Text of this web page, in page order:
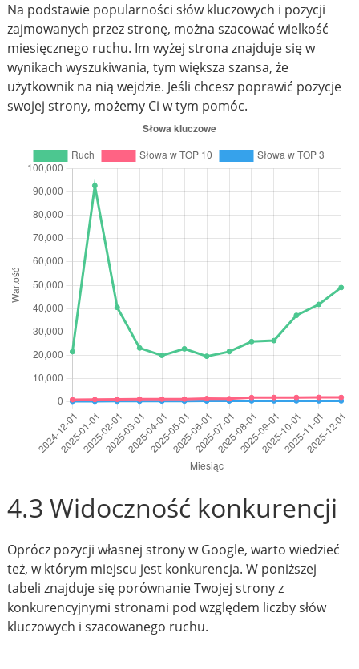
Na podstawie popularności słów kluczowych i pozycji
zajmowanych przez stronę, można szacować wielkość
miesięcznego ruchu. Im wyżej strona znajduje się w
wynikach wyszukiwania, tym większa szansa, że
użytkownik na nią wejdzie. Jeśli chcesz poprawić pozycje
swojej strony, możemy Ci w tym pomóc.
4.3 Widoczność konkurencji
Oprócz pozycji własnej strony w Google, warto wiedzieć
też, w którym miejscu jest konkurencja. W poniższej
tabeli znajduje się porównanie Twojej strony z
konkurencyjnymi stronami pod względem liczby słów
kluczowych i szacowanego ruchu.